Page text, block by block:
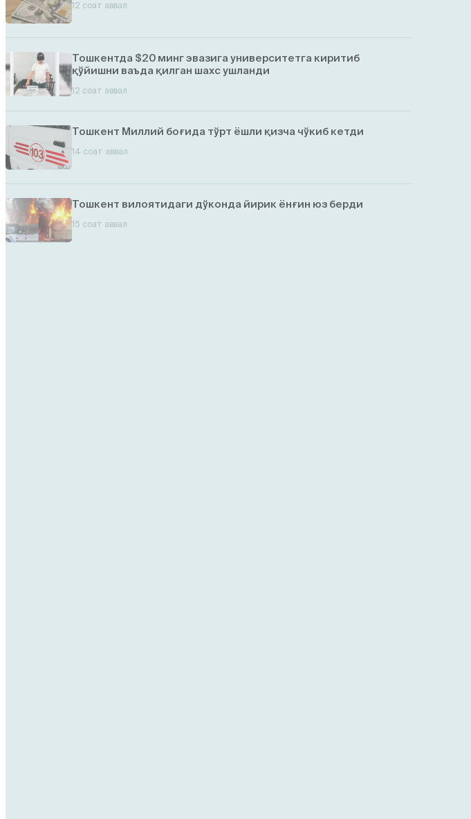
12 соат аввал
Тошкентда $20 минг эвазига университетга киритиб
қўйишни ваъда қилган шахс ушланди
12 соат аввал
Тошкент Миллий боғида тўрт ёшли қизча чўкиб кетди
14 соат аввал
Тошкент вилоятидаги дўконда йирик ёнғин юз берди
15 соат аввал